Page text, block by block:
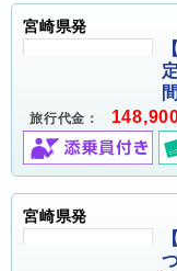
宮崎県発
間
旅行代金：
宮崎県発